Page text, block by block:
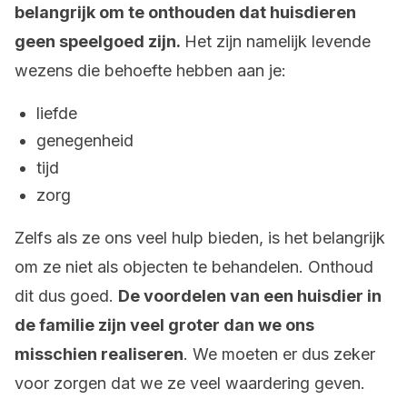
belangrijk om te onthouden dat huisdieren
geen speelgoed zijn. Het zijn namelijk levende
wezens die behoefte hebben aan je:
liefde
genegenheid
tijd
zorg
Zelfs als ze ons veel hulp bieden, is het belangrijk
om ze niet als objecten te behandelen. Onthoud
dit dus goed. De voordelen van een huisdier in
de familie zijn veel groter dan we ons
misschien realiseren. We moeten er dus zeker
voor zorgen dat we ze veel waardering geven.